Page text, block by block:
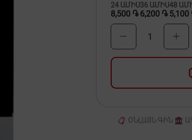
24 ԱՄԻՍ
8,500 ֏
36 ԱՄԻՍ
6,200 ֏
48
5,100
1
ՕՆԼԱՅՆ ԳԻՆ